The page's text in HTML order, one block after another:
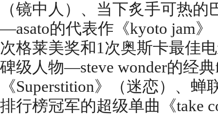
（镜中人）、当下炙手可热
—asato的代表作《kyoto jam
次格莱美奖和1次奥斯卡最佳
碑级人物—steve wonder的经
《Superstition》（迷恋）、
排行榜冠军的超级单曲《take